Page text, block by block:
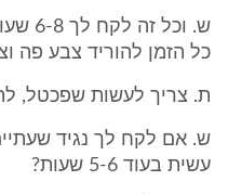
כל הזמן להוריד צבע פה
ת. צריך לעשות שפכטל,
ש. אם לקח לך נגיד
עשית בעוד 5-6 שעות?